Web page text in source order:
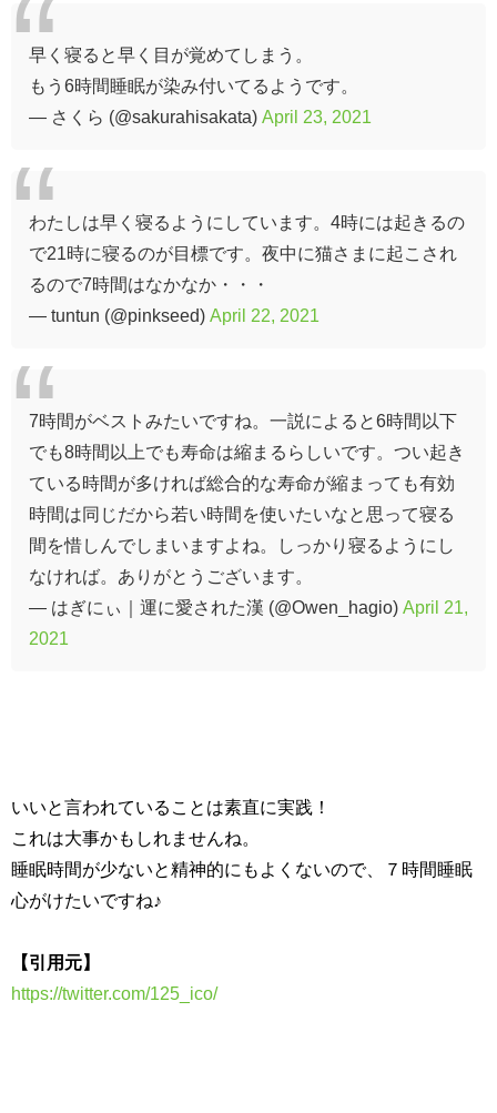
早く寝ると早く目が覚めてしまう。
もう6時間睡眠が染み付いてるようです。
— さくら (@sakurahisakata) April 23, 2021
わたしは早く寝るようにしています。4時には起きるの
で21時に寝るのが目標です。夜中に猫さまに起こされ
るので7時間はなかなか・・・
— tuntun (@pinkseed) April 22, 2021
7時間がベストみたいですね。一説によると6時間以下
でも8時間以上でも寿命は縮まるらしいです。つい起き
ている時間が多ければ総合的な寿命が縮まっても有効
時間は同じだから若い時間を使いたいなと思って寝る
間を惜しんでしまいますよね。しっかり寝るようにし
なければ。ありがとうございます。
— はぎにぃ｜運に愛された漢 (@Owen_hagio) April 21,
2021
いいと言われていることは素直に実践！
これは大事かもしれませんね。
睡眠時間が少ないと精神的にもよくないので、７時間睡眠
心がけたいですね♪
【引用元】
https://twitter.com/125_ico/